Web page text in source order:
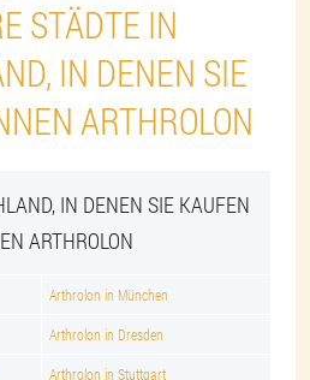
STÄDTE IN
IN DENEN SIE
ARTHROLON
IN DENEN SIE KAUFEN
ARTHROLON
Arthrolon in München
Arthrolon in Dresden
Arthrolon in Stuttgart